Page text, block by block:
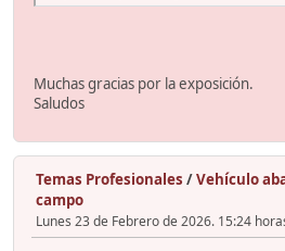
Muchas gracias por la exposición.
Saludos
Temas Profesionales /Vehículo
campo
Lunes 23 de Febrero de 2026. 15:24